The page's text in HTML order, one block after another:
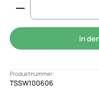
Produkt Anzahl:
In
Produktnummer:
TSSW100606